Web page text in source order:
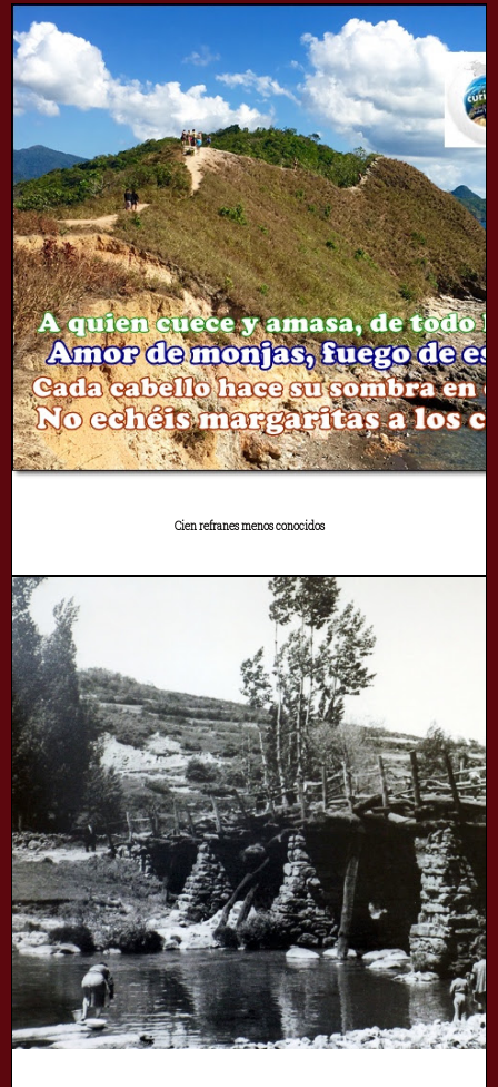
Cien refranes menos conocidos